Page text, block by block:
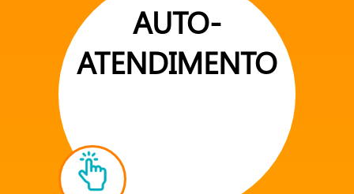
AUTO-
ATENDIMENTO